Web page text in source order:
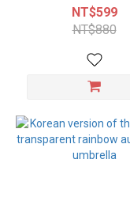
NT$599
NT$880